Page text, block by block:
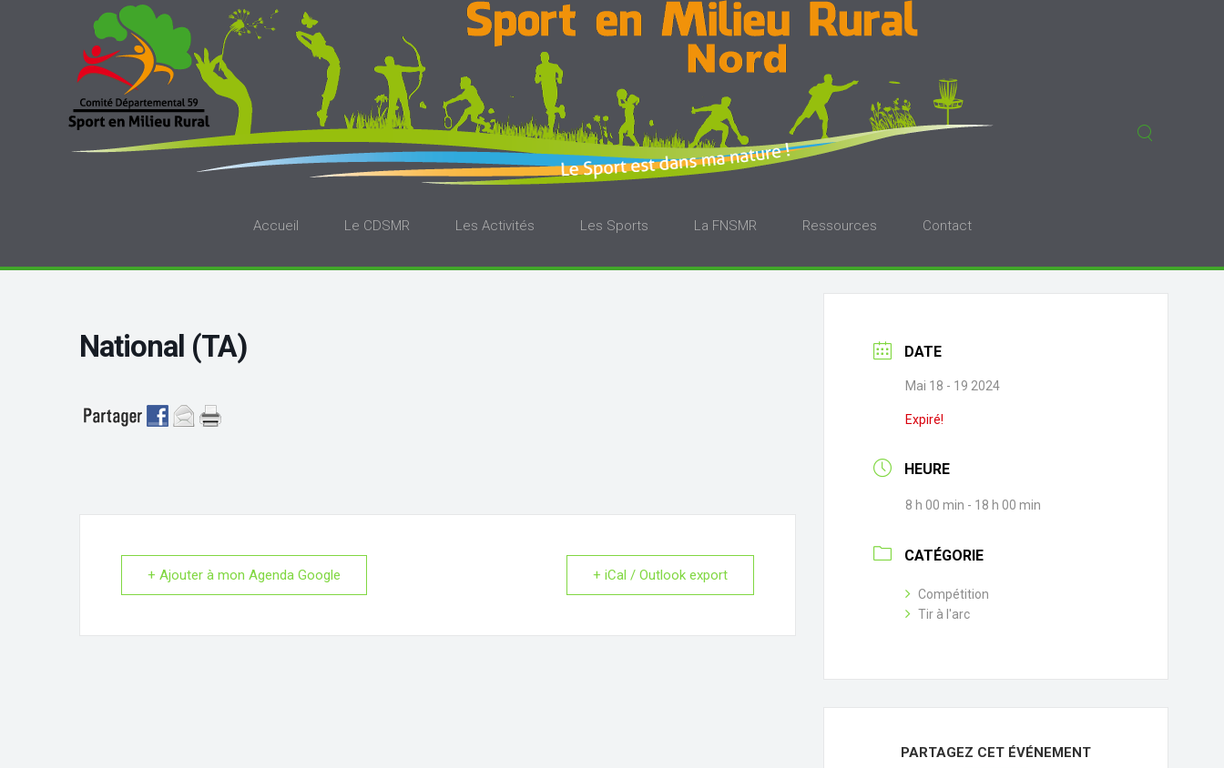
Accueil Le CDSMR Les Activités Les Sports La FNSMR Ressources Contact
National (TA)
+ Ajouter à mon Agenda Google + iCal / Outlook export
DATE
Mai 18 - 19 2024
Expiré!
HEURE
8 h 00 min - 18 h 00 min
CATÉGORIE
Compétition
Tir à l'arc
PARTAGEZ CET ÉVÉNEMENT